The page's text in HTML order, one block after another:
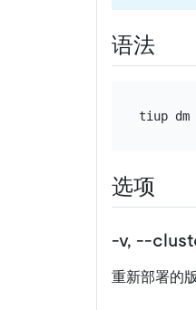
语法
选项
-v, --
重新部署的